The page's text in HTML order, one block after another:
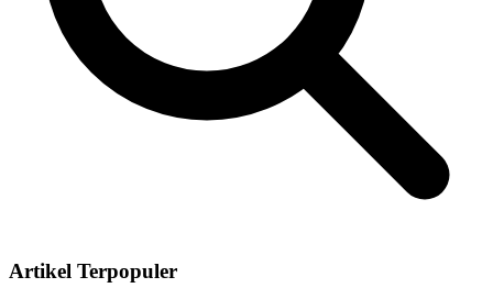
Artikel Terpopuler